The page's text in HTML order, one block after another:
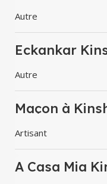
Autre
Eckankar
Autre
Maçon à
Artisant
A Casa Mia